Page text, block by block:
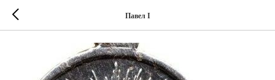
Павел I